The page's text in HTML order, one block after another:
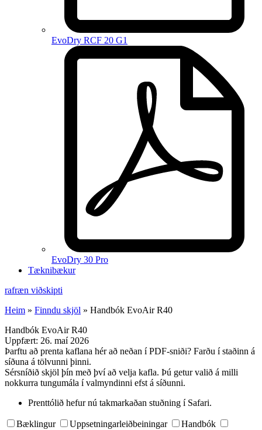
EvoDry RCF 20 G1
EvoDry 30 Pro
Tæknibækur
rafræn viðskipti
Heim » Finndu skjöl » Handbók EvoAir R40
Handbók EvoAir R40
Uppfært: 26. maí 2026
Þarftu að prenta kaflana hér að neðan í PDF-sniði? Farðu í staðinn á
síðuna á tölvunni þinni.
Sérsníðið skjöl þín með því að velja kafla. Þú getur valið á milli
nokkurra tungumála í valmyndinni efst á síðunni.
Prenttólið hefur nú takmarkaðan stuðning í Safari.
Bæklingur Uppsetningarleiðbeiningar
Handbók